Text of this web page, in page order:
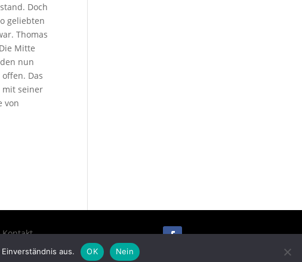
Doch
geliebten
Thomas
Mitte
nun
Das
mit seiner
von
Kontakt
aus. OK Nein